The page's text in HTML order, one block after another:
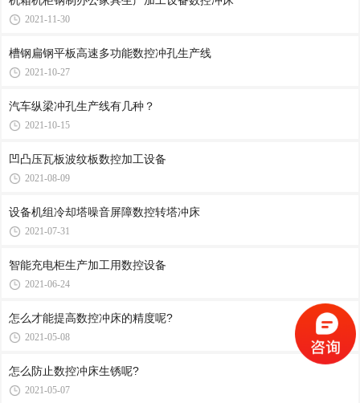
2021-11-30
槽钢扁钢平板高速多功能数控冲孔生产线
2021-10-27
汽车纵梁冲孔生产线有几种？
2021-10-15
凹凸压瓦板波纹板数控加工设备
2021-08-09
设备机组冷却塔噪音屏障数控转塔冲床
2021-07-31
智能充电柜生产加工用数控设备
2021-06-24
怎么才能提高数控冲床的精度呢?
2021-05-08
怎么防止数控冲床生锈呢?
2021-05-07